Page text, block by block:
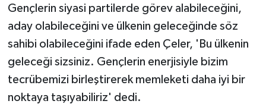
Gençlerin siyasi partilerde görev alabileceğini,
aday olabileceğini ve ülkenin geleceğinde söz
sahibi olabileceğini ifade eden Çeler, 'Bu ülkenin
geleceği sizsiniz. Gençlerin enerjisiyle bizim
tecrübemizi birleştirerek memleketi daha iyi bir
noktaya taşıyabiliriz' dedi.